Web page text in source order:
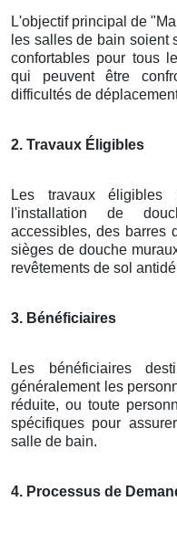
L'objectif principal de
les salles de bain soient
confortables pour tous
qui peuvent être
difficultés de
2. Travaux Éligibles
Les travaux éligibles
l'installation de
accessibles, des barres
sièges de douche
revêtements de sol
3. Bénéficiaires
Les bénéficiaires
généralement les
réduite, ou toute
spécifiques pour
salle de bain.
4. Processus de